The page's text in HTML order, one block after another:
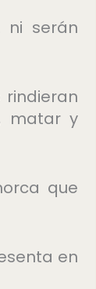
ni serán
matar y
que
en